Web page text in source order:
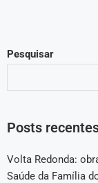
Pesquisar
Posts
Volta Redonda:
Saúde da Família